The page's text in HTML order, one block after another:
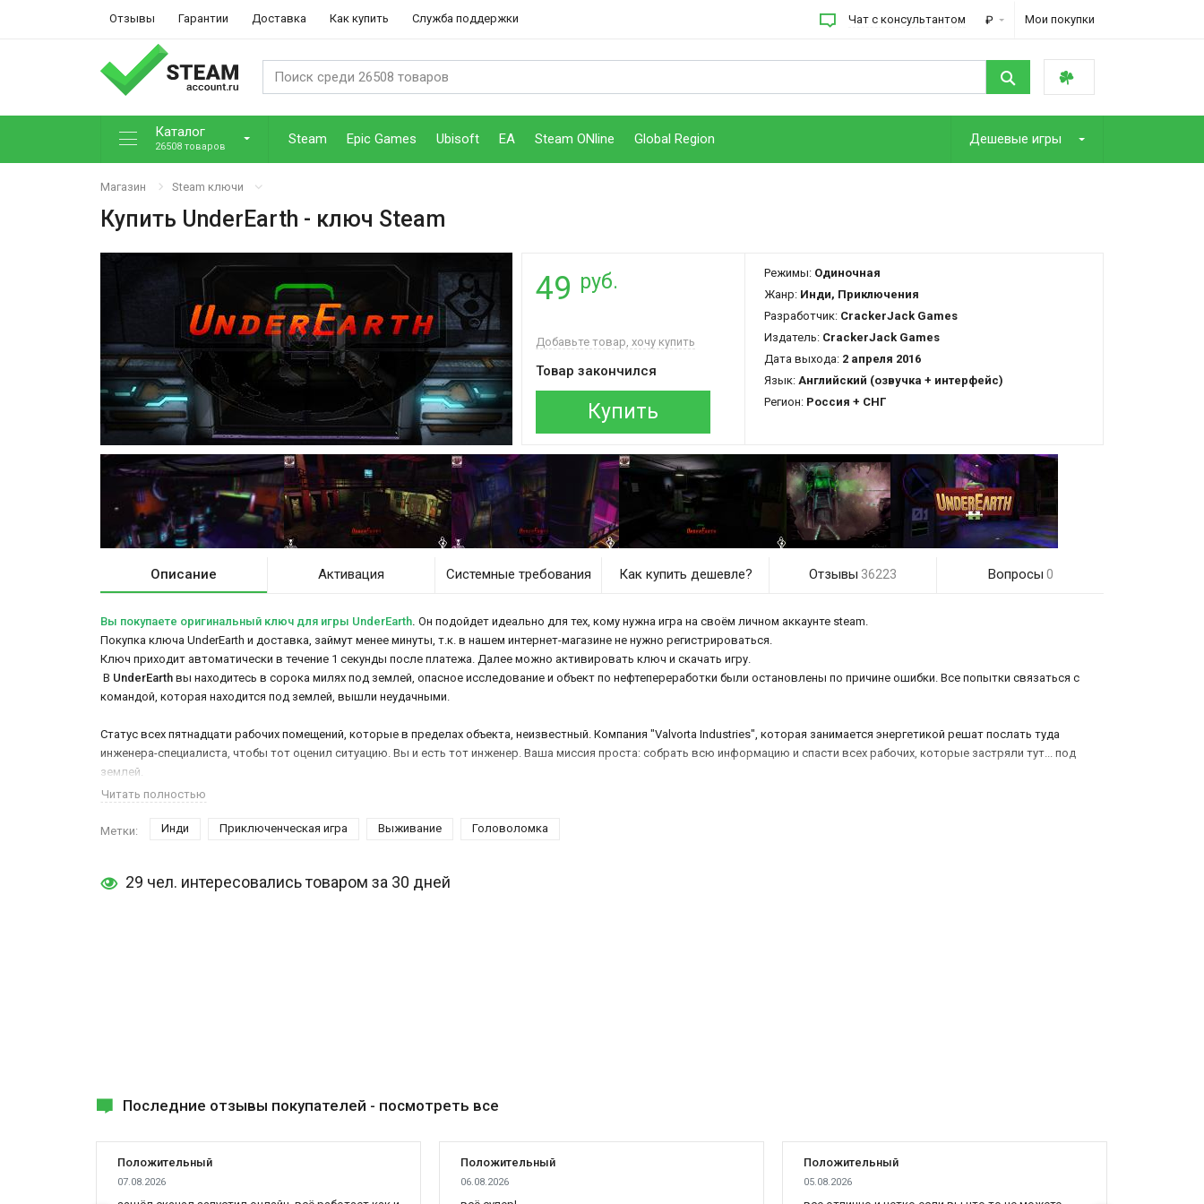
Отзывы Гарантии Доставка Как купить Служба поддержки Чат с консультантом ₽ Мои покупки
Каталог
26508 товаров Steam Epic Games Ubisoft EA Steam ONline Global Region Дешевые игры
Магазин Steam ключи
Купить UnderEarth - ключ Steam
49 руб.
Добавьте товар, хочу купить
Товар закончился
Купить
Режимы: Одиночная
Жанр: Инди, Приключения
Разработчик: CrackerJack Games
Издатель: CrackerJack Games
Дата выхода: 2 апреля 2016
Язык: Английский (озвучка + интерфейс)
Регион: Россия + СНГ
Описание Активация Системные требования Как купить дешевле? Отзывы 36223 Вопросы 0
Вы покупаете оригинальный ключ для игры UnderEarth. Он подойдет идеально для тех, кому нужна игра на своём личном аккаунте steam.
Покупка ключа UnderEarth и доставка, займут менее минуты, т.к. в нашем интернет-магазине не нужно регистрироваться.
Ключ приходит автоматически в течение 1 секунды после платежа. Далее можно активировать ключ и скачать игру.
В UnderEarth вы находитесь в сорока милях под землей, опасное исследование и объект по нефтепереработки были остановлены по причине ошибки. Все попытки связаться с
командой, которая находится под землей, вышли неудачными.
Статус всех пятнадцати рабочих помещений, которые в пределах объекта, неизвестный. Компания "Valvorta Industries", которая занимается энергетикой решат послать туда
инженера-специалиста, чтобы тот оценил ситуацию. Вы и есть тот инженер. Ваша миссия проста: собрать всю информацию и спасти всех рабочих, которые застряли тут... под
землей.
Читать полностью
Метки: Инди Приключенческая игра Выживание Головоломка
29 чел. интересовались товаром за 30 дней
Последние отзывы покупателей - посмотреть все
Положительный
07.08.2026
Положительный
06.08.2026
Положительный
05.08.2026